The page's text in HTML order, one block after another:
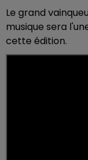
Le grand
musique sera
cette édition.